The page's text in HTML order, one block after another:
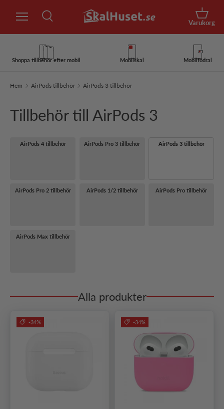
Hoppa till innehåll
Sök
Korg
Varukorg
Shoppa tillbehör efter mobil Mobilskal Mobilfodral
Hem AirPods tillbehör AirPods 3 tillbehör
Tillbehör till AirPods 3
AirPods 4 tillbehör AirPods Pro 3 tillbehör AirPods 3 tillbehör
AirPods Pro 2 tillbehör AirPods 1/2 tillbehör AirPods Pro tillbehör
AirPods Max tillbehör
Alla produkter
-34% -34%